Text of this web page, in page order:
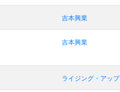
吉本興業
吉本興業
ライジング・アップ